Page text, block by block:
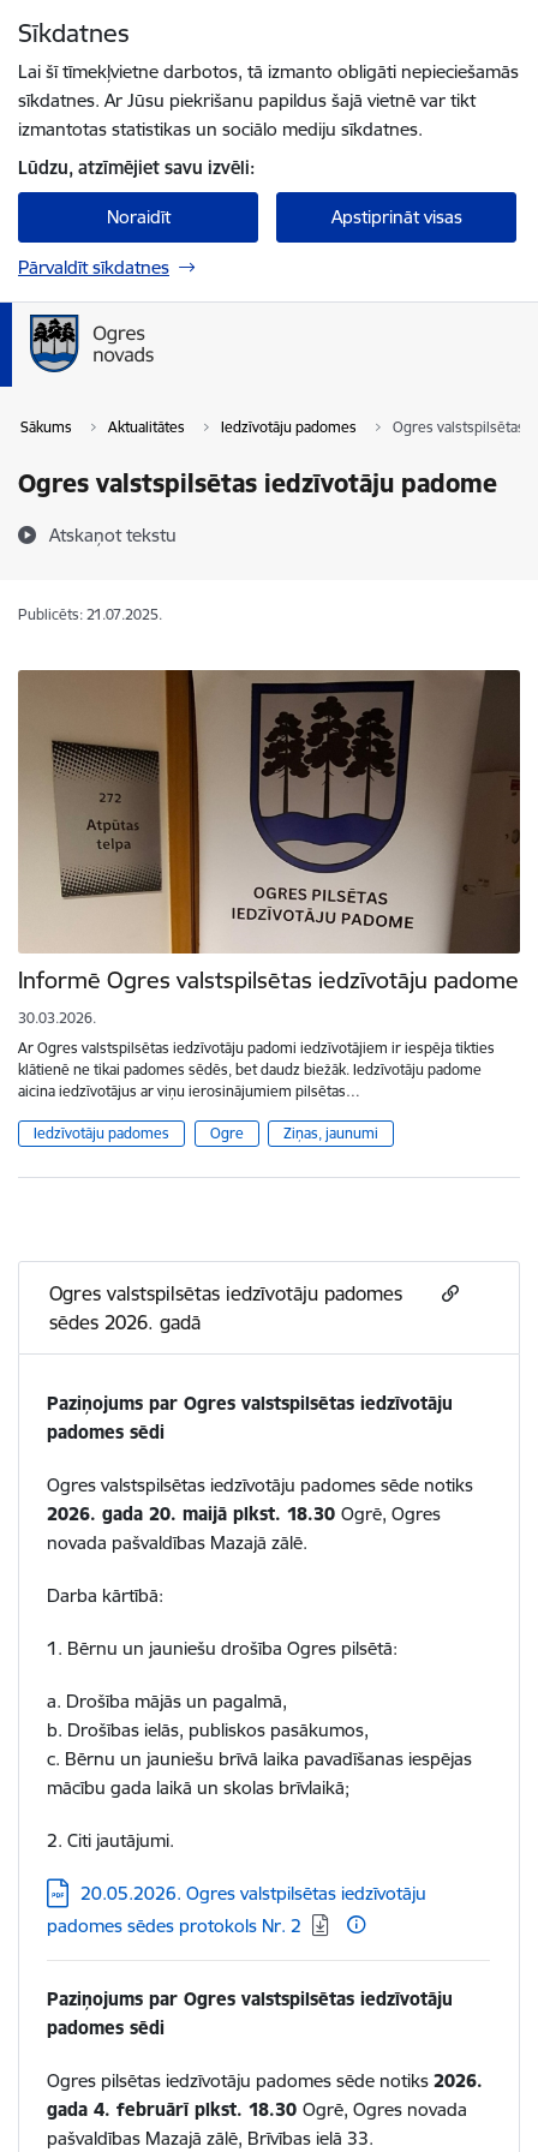
Sīkdatnes
Lai šī tīmekļvietne darbotos, tā izmanto obligāti nepieciešamās
sīkdatnes. Ar Jūsu piekrišanu papildus šajā vietnē var tikt
izmantotas statistikas un sociālo mediju sīkdatnes.
Lūdzu, atzīmējiet savu izvēli:
Noraidīt Apstiprināt visas
Pārvaldīt sīkdatnes
Sākums Aktualitātes Iedzīvotāju padomes Ogres valstspilsētas
Ogres valstspilsētas iedzīvotāju padome
Atskaņot tekstu
Publicēts: 21.07.2025.
Informē Ogres valstspilsētas iedzīvotāju padome
30.03.2026.
Ar Ogres valstspilsētas iedzīvotāju padomi iedzīvotājiem ir iespēja tikties
klātienē ne tikai padomes sēdēs, bet daudz biežāk. Iedzīvotāju padome
aicina iedzīvotājus ar viņu ierosinājumiem pilsētas…
Iedzīvotāju padomes Ogre Ziņas, jaunumi
Ogres valstspilsētas iedzīvotāju padomes
sēdes 2026. gadā
Paziņojums par Ogres valstspilsētas iedzīvotāju
padomes sēdi
Ogres valstspilsētas iedzīvotāju padomes sēde notiks
2026. gada 20. maijā plkst. 18.30 Ogrē, Ogres
novada pašvaldības Mazajā zālē.
Darba kārtībā:
1. Bērnu un jauniešu drošība Ogres pilsētā:
a. Drošība mājās un pagalmā,
b. Drošības ielās, publiskos pasākumos,
c. Bērnu un jauniešu brīvā laika pavadīšanas iespējas
mācību gada laikā un skolas brīvlaikā;
​​​​​​​2. Citi jautājumi.
Lejupielādēt:
20.05.2026. Ogres valstpilsētas iedzīvotāju
padomes sēdes protokols Nr. 2
Paziņojums par Ogres valstspilsētas iedzīvotāju
padomes sēdi
Ogres pilsētas iedzīvotāju padomes sēde notiks 2026.
gada 4. februārī plkst. 18.30 Ogrē, Ogres novada
pašvaldības Mazajā zālē, Brīvības ielā 33.